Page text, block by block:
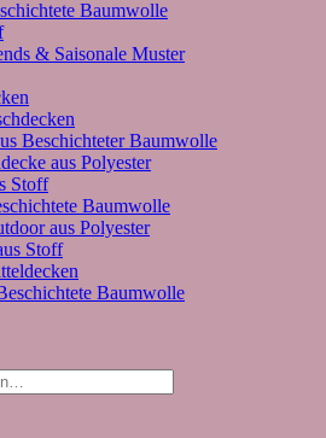
Baumwolle
& Saisonale Muster
Beschichteter Baumwolle
aus Polyester
Stoff
Baumwolle
aus Polyester
Stoff
Baumwolle